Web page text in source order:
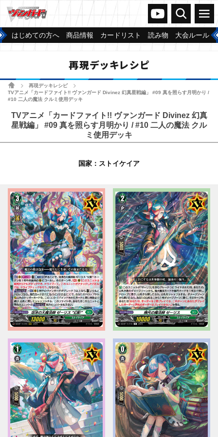
ヴァンガードch
検索 メニュー
はじめての方へ 商品情報 カードリスト 読み物 大会ルール
再現デッキレシピ
ホーム再現デッキレシピ
TVアニメ「カードファイト!! ヴァンガード Divinez 幻真星戦編」 #09 真を照らす月明かり /
#10 二人の魔法 クルミ使用デッキ
TVアニメ「カードファイト!! ヴァンガード Divinez 幻真
星戦編」 #09 真を照らす月明かり / #10 二人の魔法 クル
ミ使用デッキ
国家：ストイケイア